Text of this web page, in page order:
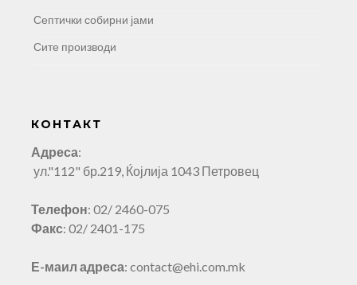
Септички собирни јами
Сите производи
КОНТАКТ
Адреса:
ул."112" бр.219, Ќојлија 1043 Петровец
Телефон: 02/ 2460-075
Факс: 02/ 2401-175
Е-маил адреса: contact@ehi.com.mk